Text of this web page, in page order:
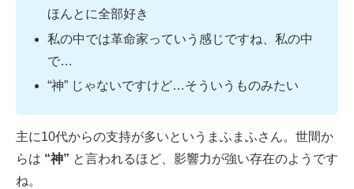
ほんとに全部好き
私の中では革命家っていう感じですね、私の中
で…
“神” じゃないですけど…そういうものみたい
主に10代からの支持が多いというまふまふさん。世間か
らは “神” と言われるほど、影響力が強い存在のようです
ね。